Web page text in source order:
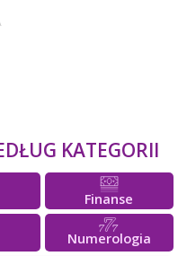
KATEGORII
Finanse
Numerologia